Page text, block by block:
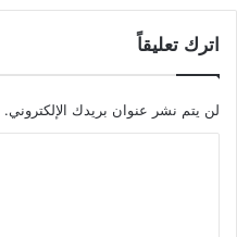
اترك تعليقاً
لن يتم نشر عنوان بريدك الإلكتروني.